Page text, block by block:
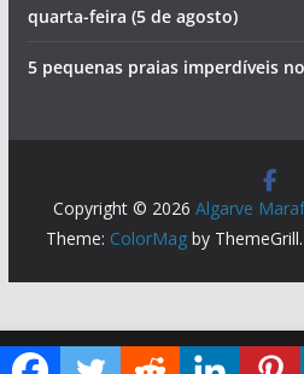
quarta-feira (5 de agosto)
5 pequenas praias imperdíveis
Copyright © 2026Algarve
Theme: ColorMagby